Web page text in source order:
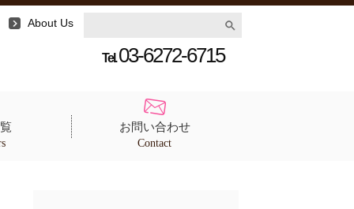
About Us
Tel. 03-6272-6715
お問い合わせ
Contact